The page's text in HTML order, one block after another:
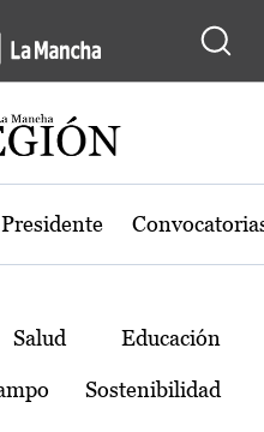
de Castilla-La
Salud Educación
Sostenibilidad